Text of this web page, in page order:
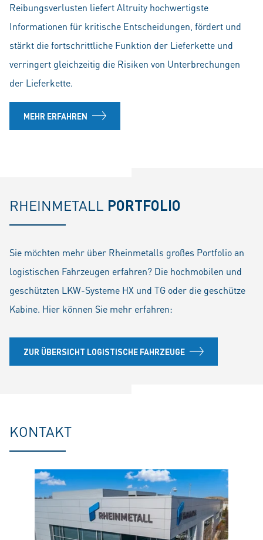
Reibungsverlusten liefert Altruity hochwertigste
Informationen für kritische Entscheidungen, fördert und
stärkt die fortschrittliche Funktion der Lieferkette und
verringert gleichzeitig die Risiken von Unterbrechungen
der Lieferkette.
MEHR ERFAHREN
RHEINMETALL PORTFOLIO
Sie möchten mehr über Rheinmetalls großes Portfolio an
logistischen Fahrzeugen erfahren? Die hochmobilen und
geschützten LKW-Systeme HX und TG oder die geschütze
Kabine. Hier können Sie mehr erfahren:
ZUR ÜBERSICHT LOGISTISCHE FAHRZEUGE
KONTAKT